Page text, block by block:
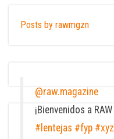
Posts by rawmgzn
@raw.magazine
¡Bienvenidos a
#lentejas #fyp